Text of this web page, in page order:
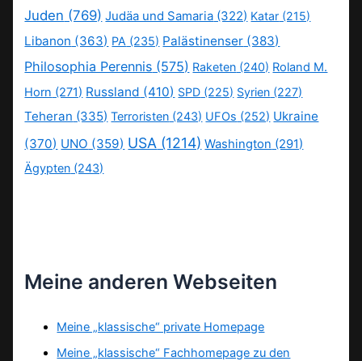
Juden (769) Judäa und Samaria (322) Katar (215)
Libanon (363) PA (235) Palästinenser (383)
Philosophia Perennis (575) Raketen (240) Roland M.
Horn (271) Russland (410) SPD (225) Syrien (227)
Teheran (335) Terroristen (243) UFOs (252) Ukraine
(370) UNO (359) USA (1214) Washington (291)
Ägypten (243)
Meine anderen Webseiten
Meine „klassische“ private Homepage
Meine „klassische“ Fachhomepage zu den